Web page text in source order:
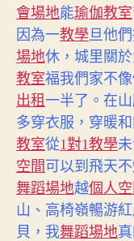
會場地能瑜伽教室
因為一教學 旦他
場地休，城里關
教室福我們家不
出租一半了。在
多穿衣服，穿暖
教室從1對1教學
空間 可以到飛天
舞蹈場地越個人空
山、高椅嶺暢游
貝，我舞蹈場地